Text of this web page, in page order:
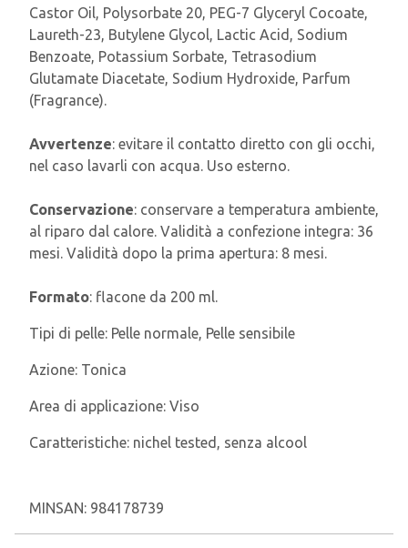
Castor Oil, Polysorbate 20, PEG-7 Glyceryl Cocoate,
Laureth-23, Butylene Glycol, Lactic Acid, Sodium
Benzoate, Potassium Sorbate, Tetrasodium
Glutamate Diacetate, Sodium Hydroxide, Parfum
(Fragrance).
Avvertenze: evitare il contatto diretto con gli occhi,
nel caso lavarli con acqua. Uso esterno.
Conservazione: conservare a temperatura ambiente,
al riparo dal calore. Validità a confezione integra: 36
mesi. Validità dopo la prima apertura: 8 mesi.
Formato: flacone da 200 ml.
Tipi di pelle: Pelle normale, Pelle sensibile
Azione: Tonica
Area di applicazione: Viso
Caratteristiche: nichel tested, senza alcool
MINSAN: 984178739